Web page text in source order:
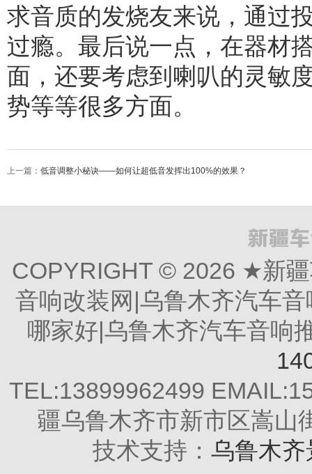
求音质的发烧友来说，通过
过瘾。最后说一点，在器材
面，还要考虑到喇叭的灵敏
势等等很多方面。
上一篇： 低音调整小秘诀——如何让超低音发挥出100%的效果？
COPYRIGHT © 2026 ★新
音响改装网|乌鲁木齐汽车
哪家好|乌鲁木齐汽车音响
TEL:13899962499
疆乌鲁木齐市新市区嵩山
技术支持： 乌鲁木